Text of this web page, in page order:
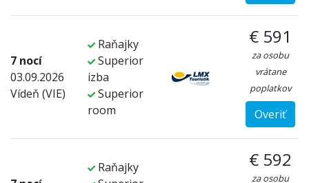
7 nocí
03.09.2026
Vídeň (VIE)
Raňajky
Superior
izba
Superior
room
€ 591
za osobu
vrátane
poplatkov
Overiť
Raňajky
€ 592
za osobu